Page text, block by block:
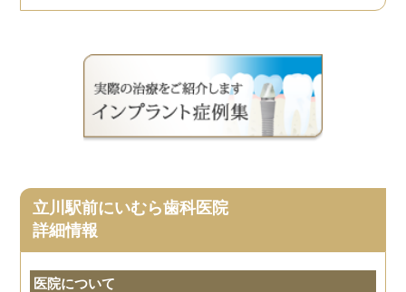
立川駅前にいむら歯科医院
詳細情報
医院について